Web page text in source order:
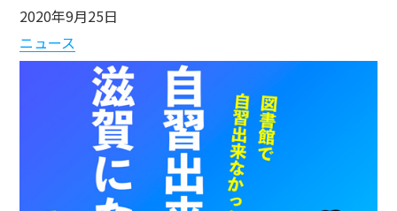
2020年9月25日
ニュース